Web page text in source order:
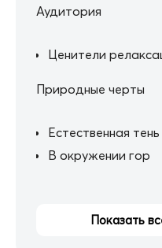
Аудитория
Ценители
Природные черты
Естественная тень
В окружении гор
Показать